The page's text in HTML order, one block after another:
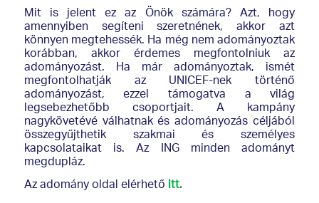
Mit is jelent ez az Önök számára? Azt, hogy
amennyiben segíteni szeretnének, akkor azt
könnyen megtehessék. Ha még nem adományoztak
korábban, akkor érdemes megfontolniuk az
adományozást. Ha már adományoztak, ismét
megfontolhatják az UNICEF-nek történő
adományozást, ezzel támogatva a világ
legsebezhetőbb csoportjait. A kampány
nagykövetévé válhatnak és adományozás céljából
összegyűjthetik szakmai és személyes
kapcsolataikat is. Az ING minden adományt
megdupláz.
Az adomány oldal elérhetőitt.